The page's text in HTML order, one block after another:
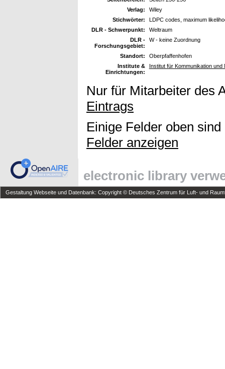
Verlag:
Wiley
Stichwörter:
LDPC codes, maximum
DLR - Schwerpunkt:
Weltraum
DLR -
Forschungsgebiet:
W - keine Zuordnung
Standort:
Oberpfaffenhofen
Institute &
Einrichtungen:
Institut für Kommunikation und
Nur für Mitarbeiter des
Eintrags
Einige Felder oben
Felder anzeigen
electronic library
Gestaltung Webseite und Datenbank: Copyright © Deutsches Zentrum für Luft- und